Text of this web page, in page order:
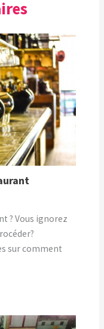
? Vous ignorez
sur comment